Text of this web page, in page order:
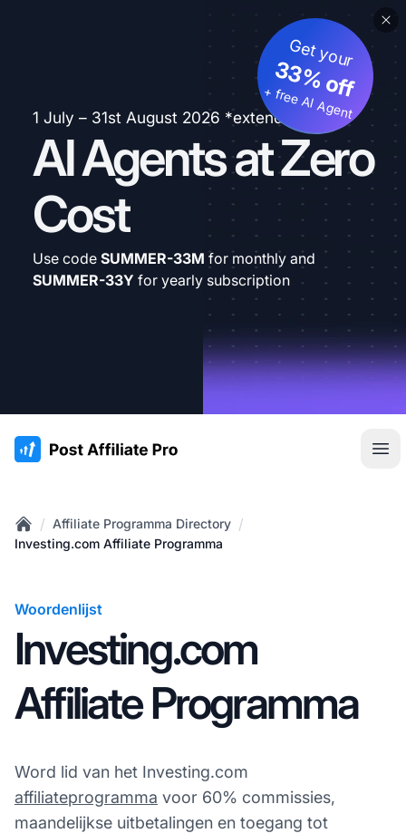
1 July – 31st August 2026 *extended
AI Agents at Zero
Cost
Get your
33% off
+ free AI Agent
Use code SUMMER-33M for monthly and
SUMMER-33Y for yearly subscription
:site.title
Home
/ Affiliate Programma Directory /
Investing.com Affiliate Programma
Woordenlijst
Investing.com
Affiliate Programma
Word lid van het Investing.com
affiliateprogramma voor 60% commissies,
maandelijkse uitbetalingen en toegang tot